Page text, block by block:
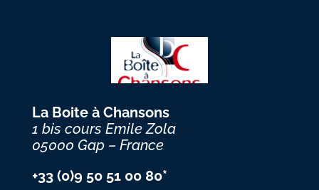
La Boite à Chansons
1 bis cours Emile Zola
05000 Gap – France
+33 (0)9 50 51 00 80*